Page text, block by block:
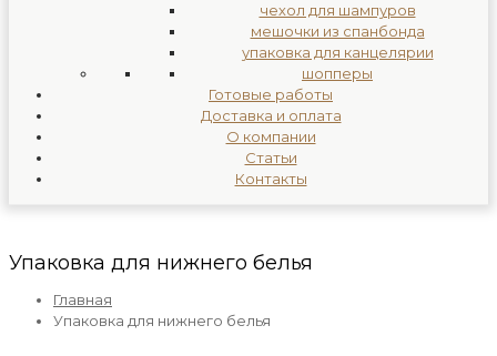
чехол для шампуров
мешочки из спанбонда
упаковка для канцелярии
шопперы
Готовые работы
Доставка и оплата
О компании
Статьи
Контакты
Упаковка для нижнего белья
Главная
Упаковка для нижнего белья